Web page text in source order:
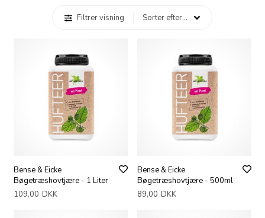
Filtrer visning
Bense & Eicke
Bøgetræshovtjære - 1 Liter
109,00 DKK
Bense & Eicke
Bøgetræshovtjære - 500ml
89,00 DKK